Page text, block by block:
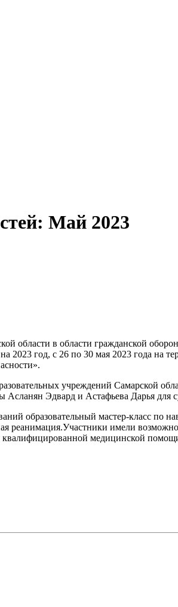
Май 2023
области в области гражданской
2023 год, с 26 по 30 мая 2023 года
учреждений
Эдвард и Астафьева Дарья для
образовательный мастер-класс
реанимация.Участники имели
медицинской